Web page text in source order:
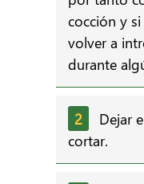
cocción y
volver a
durante
Dejar
cortar.